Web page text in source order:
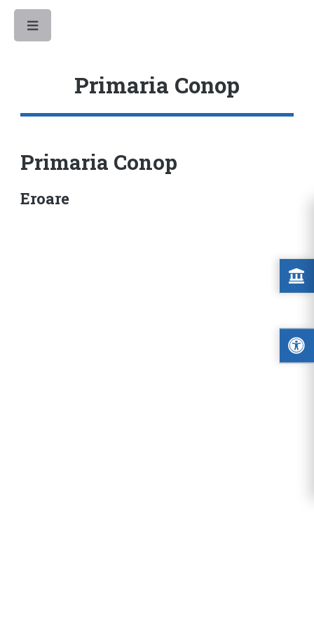
Primaria Conop
Primaria Conop
Eroare